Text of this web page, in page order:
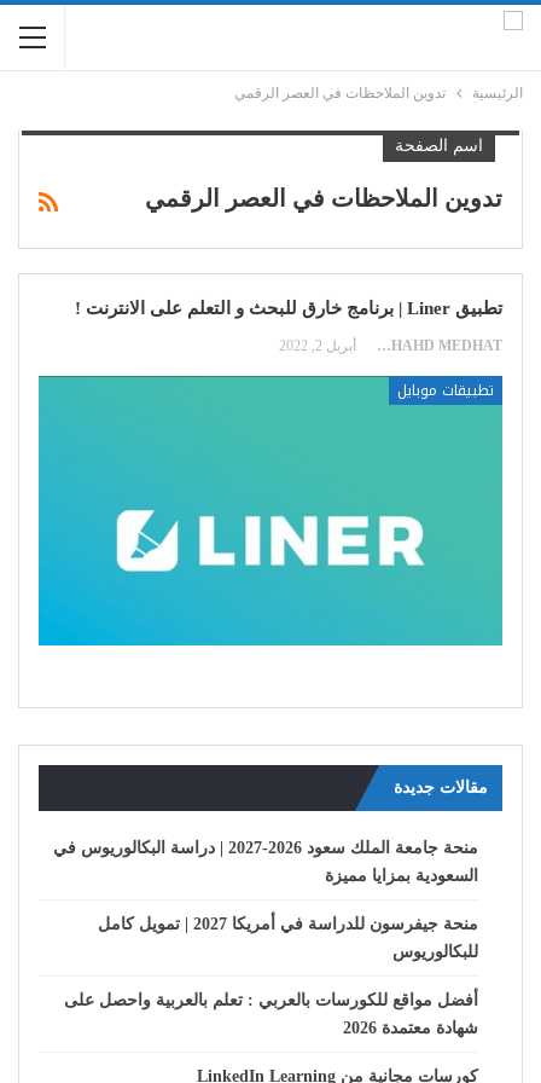
الرئيسية تدوين الملاحظات في العصر الرقمي
اسم الصفحة
تدوين الملاحظات في العصر الرقمي
تطبيق Liner | برنامج خارق للبحث و التعلم على الانترنت !
SHAHD MEDHAT أبريل 2, 2022
تطبيقات موبايل
مقالات جديدة
منحة جامعة الملك سعود 2026-2027 | دراسة البكالوريوس في
السعودية بمزايا مميزة
منحة جيفرسون للدراسة في أمريكا 2027 | تمويل كامل
للبكالوريوس
أفضل مواقع للكورسات بالعربي : تعلم بالعربية واحصل على
شهادة معتمدة 2026
كورسات مجانية من LinkedIn Learning